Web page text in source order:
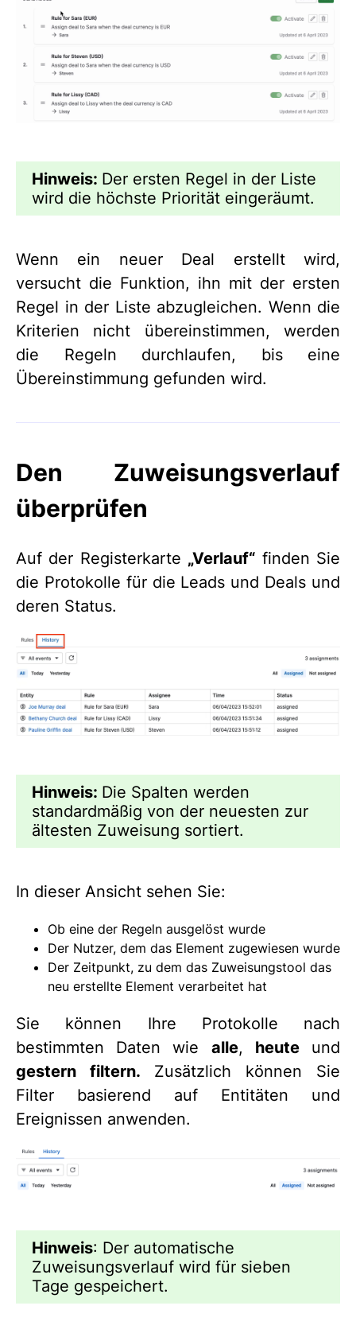
Hinweis: Der ersten Regel in der Liste
wird die höchste Priorität eingeräumt.
Wenn ein neuer Deal erstellt wird,
versucht die Funktion, ihn mit der ersten
Regel in der Liste abzugleichen. Wenn die
Kriterien nicht übereinstimmen, werden
die Regeln durchlaufen, bis eine
Übereinstimmung gefunden wird.
Den Zuweisungsverlauf
überprüfen
Auf der Registerkarte „Verlauf“ finden Sie
die Protokolle für die Leads und Deals und
deren Status.
Hinweis: Die Spalten werden
standardmäßig von der neuesten zur
ältesten Zuweisung sortiert.
In dieser Ansicht sehen Sie:
Ob eine der Regeln ausgelöst wurde
Der Nutzer, dem das Element zugewiesen wurde
Der Zeitpunkt, zu dem das Zuweisungstool das
neu erstellte Element verarbeitet hat
Sie können Ihre Protokolle nach
bestimmten Daten wie alle, heuteund
gestern filtern. Zusätzlich können Sie
Filter basierend auf Entitäten und
Ereignissen anwenden.
Hinweis: Der automatische
Zuweisungsverlauf wird für sieben
Tage gespeichert.